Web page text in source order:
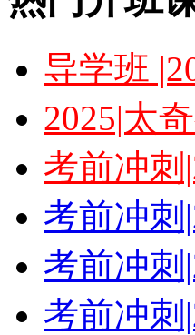
导学班
2025|太
考前冲刺
考前冲刺
考前冲刺
考前冲刺